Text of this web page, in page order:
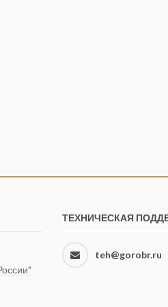
ТЕХНИЧЕСКАЯ
teh@gorobr.ru